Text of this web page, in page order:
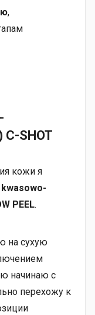
,
SHOT
кожи я
PEEL.
на сухую
начинаю с
перехожу к